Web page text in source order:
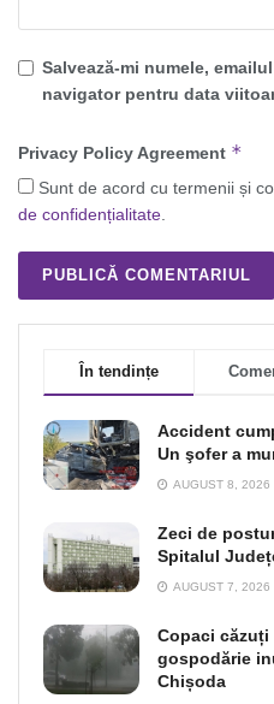
Salvează-mi numele,
navigator pentru data
Privacy Policy Agreement *
Sunt de acord cu termenii și
de confidențialitate.
În tendințe
Accident
Un şofer a
AUGUST 8, 2026
Zeci de
Spitalul
AUGUST 7, 2026
Copaci
gospodărie
Chișoda